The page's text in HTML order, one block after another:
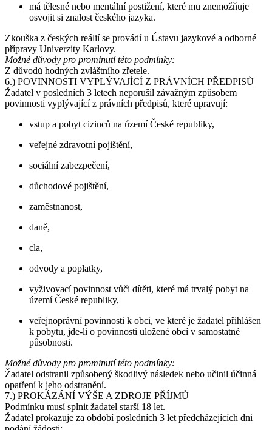
má tělesné nebo mentální postižení, které mu znemožňuje
osvojit si znalost českého jazyka.
Zkouška z českých reálií se provádí u Ústavu jazykové a odborné
přípravy Univerzity Karlovy.
Možné důvody pro prominutí této podmínky:
Z důvodů hodných zvláštního zřetele.
6.) POVINNOSTI VYPLÝVAJÍCÍ Z PRÁVNÍCH PŘEDPISŮ
Žadatel v posledních 3 letech neporušil závažným způsobem
povinnosti vyplývající z právních předpisů, které upravují:
vstup a pobyt cizinců na území České republiky,
veřejné zdravotní pojištění,
sociální zabezpečení,
důchodové pojištění,
zaměstnanost,
daně,
cla,
odvody a poplatky,
vyživovací povinnost vůči dítěti, které má trvalý pobyt na
území České republiky,
veřejnoprávní povinnosti k obci, ve které je žadatel přihlášen
k pobytu, jde-li o povinnosti uložené obcí v samostatné
působnosti.
Možné důvody pro prominutí této podmínky:
Žadatel odstranil způsobený škodlivý následek nebo učinil účinná
opatření k jeho odstranění.
7.) PROKÁZÁNÍ VÝŠE A ZDROJE PŘÍJMŮ
Podmínku musí splnit žadatel starší 18 let.
Žadatel prokazuje za období posledních 3 let předcházejících dni